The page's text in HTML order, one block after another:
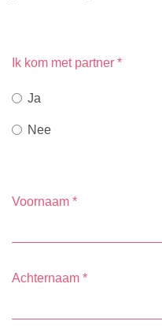
Ik kom met partner *
Ja
Nee
Voornaam *
Achternaam *